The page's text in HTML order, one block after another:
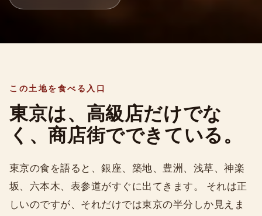
この土地を食べる入口
東京は、高級店だけでな
く、商店街でできている。
東京の食を語ると、銀座、築地、豊洲、浅草、神楽
坂、六本木、表参道がすぐに出てきます。 それは正
しいのですが、それだけでは東京の半分しか見えま